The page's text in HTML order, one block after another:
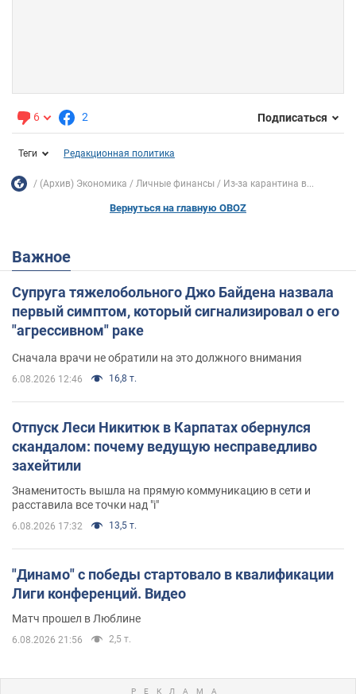
6 2 Подписаться
Теги Редакционная политика
(Архив) Экономика Личные финансы Из-за карантина в...
Вернуться на главную OBOZ
Важное
Супруга тяжелобольного Джо Байдена назвала
первый симптом, который сигнализировал о его
"агрессивном" раке
Сначала врачи не обратили на это должного внимания
6.08.2026 12:46 16,8 т.
Отпуск Леси Никитюк в Карпатах обернулся
скандалом: почему ведущую несправедливо
захейтили
Знаменитость вышла на прямую коммуникацию в сети и
расставила все точки над "i"
6.08.2026 17:32 13,5 т.
"Динамо" с победы стартовало в квалификации
Лиги конференций. Видео
Матч прошел в Люблине
6.08.2026 21:56 2,5 т.